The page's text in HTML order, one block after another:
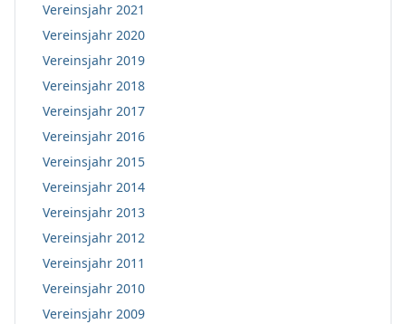
Vereinsjahr 2021
Vereinsjahr 2020
Vereinsjahr 2019
Vereinsjahr 2018
Vereinsjahr 2017
Vereinsjahr 2016
Vereinsjahr 2015
Vereinsjahr 2014
Vereinsjahr 2013
Vereinsjahr 2012
Vereinsjahr 2011
Vereinsjahr 2010
Vereinsjahr 2009